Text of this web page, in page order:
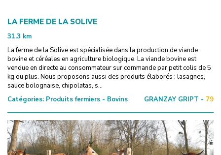
LA FERME DE LA SOLIVE
31.3 km
La ferme de la Solive est spécialisée dans la production de viande
bovine et céréales en agriculture biologique. La viande bovine est
vendue en directe au consommateur sur commande par petit colis de 5
kg ou plus. Nous proposons aussi des produits élaborés : lasagnes,
sauce bolognaise, chipolatas, s...
Catégories: Produits fermiers - Bovins GRANZAY GRIPT - 79